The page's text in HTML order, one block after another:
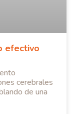
efectivo
cerebrales
de una